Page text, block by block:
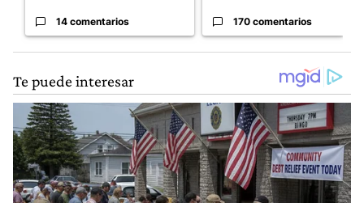
14 comentarios 170 comentarios